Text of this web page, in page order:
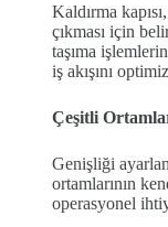
Kaldırma
çıkması için
taşıma
iş akışını
Çeşitli
Genişliği
ortamlarının
operasyonel